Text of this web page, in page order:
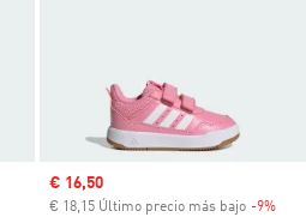
Descuento
Precio de venta
€ 16,50
€ 18,15 Último precio más bajo -9%